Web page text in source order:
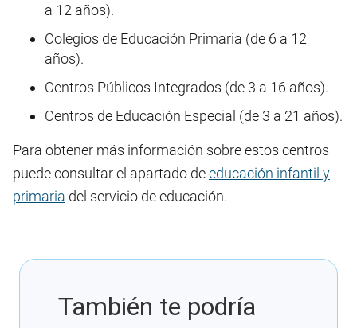
a 12 años).
Colegios de Educación Primaria (de 6 a 12
años).
Centros Públicos Integrados (de 3 a 16 años).
Centros de Educación Especial (de 3 a 21 años).
Para obtener más información sobre estos centros
puede consultar el apartado deeducación infantil y
primaria del servicio de educación.
También te podría